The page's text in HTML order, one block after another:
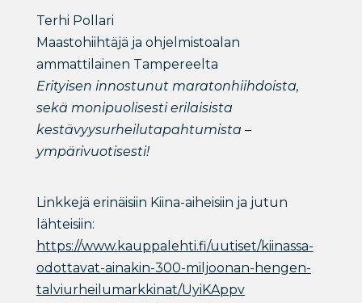
Terhi Pollari
Maastohiihtäjä ja ohjelmistoalan
ammattilainen Tampereelta
Erityisen innostunut maratonhiihdoista,
sekä monipuolisesti erilaisista
kestävyysurheilutapahtumista –
ympärivuotisesti!
Linkkejä erinäisiin Kiina-aiheisiin ja jutun
lähteisiin:
https://www.kauppalehti.fi/uutiset/kiinassa-
odottavat-ainakin-300-miljoonan-hengen-
talviurheilumarkkinat/UyiKAppv